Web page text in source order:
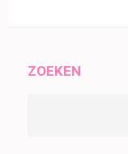
ZOEKEN